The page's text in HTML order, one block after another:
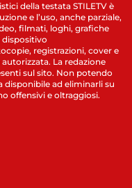
della testata STILETV è
e l’uso, anche parziale,
filmati, loghi, grafiche
dispositivo
registrazioni, cover e
La redazione
sul sito. Non potendo
ad eliminarli su
offensivi e oltraggiosi.